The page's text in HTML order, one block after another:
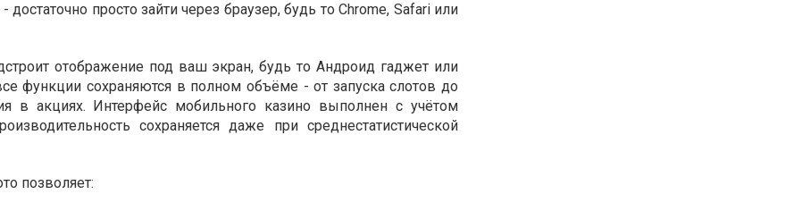
достаточно просто зайти через браузер, будь то Chrome, Safari или
отображение под ваш экран, будь то Андроид гаджет или
функции сохраняются в полном объёме - от запуска слотов до
в акциях. Интерфейс мобильного казино выполнен с учётом
сохраняется даже при среднестатистической
позволяет: